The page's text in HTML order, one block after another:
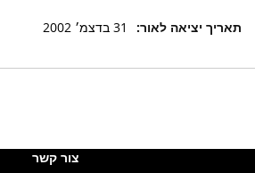
מידע
31 בדצמ׳ 2002
צור קשר